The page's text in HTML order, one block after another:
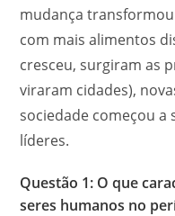
mudança
com mais alimentos
cresceu, surgiram as
viraram cidades),
sociedade começou a
líderes.
Questão 1: O que
seres humanos no